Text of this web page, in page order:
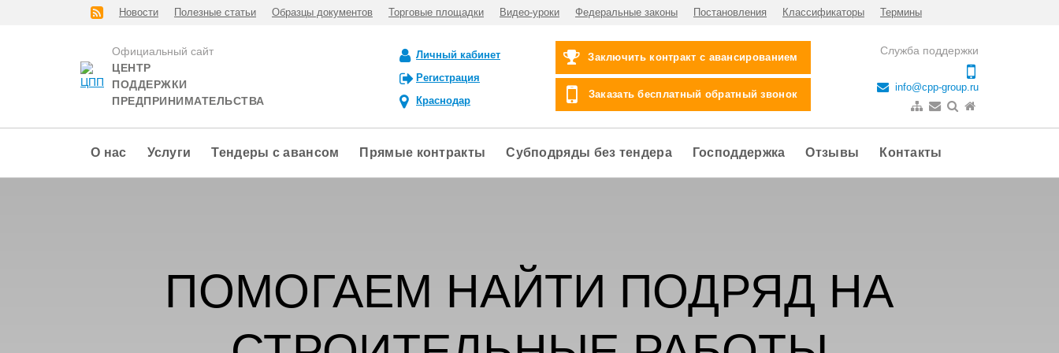
Новости Полезные статьи Образцы документов Торговые площадки Видео-уроки Федеральные законы Постановления Классификаторы Термины
Официальный сайт
ЦЕНТР
ПОДДЕРЖКИ
ПРЕДПРИНИМАТЕЛЬСТВА
Личный кабинет
Регистрация
Краснодар
Заключить контракт с авансированием
Заказать бесплатный обратный звонок
Служба поддержки
info@cpp-group.ru
О нас Услуги Тендеры с авансом Прямые контракты Субподряды без тендера Господдержка Отзывы Контакты
ПОМОГАЕМ НАЙТИ ПОДРЯД НА